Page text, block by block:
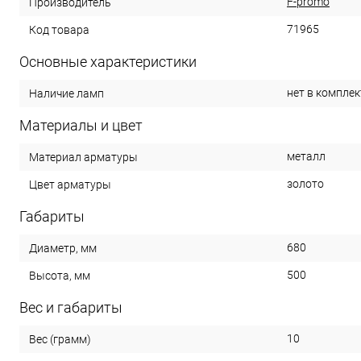
Код товара 71965
Основные характеристики
Наличие ламп нет в
Материалы и цвет
Материал арматуры металл
Цвет арматуры золото
Габариты
Диаметр, мм 680
Высота, мм 500
Вес и габариты
Вес (грамм) 10